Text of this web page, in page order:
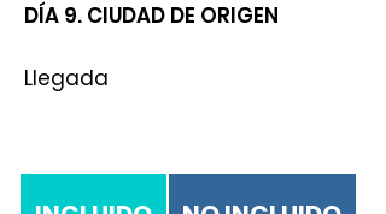
DÍA 9. CIUDAD DE ORIGEN
Llegada